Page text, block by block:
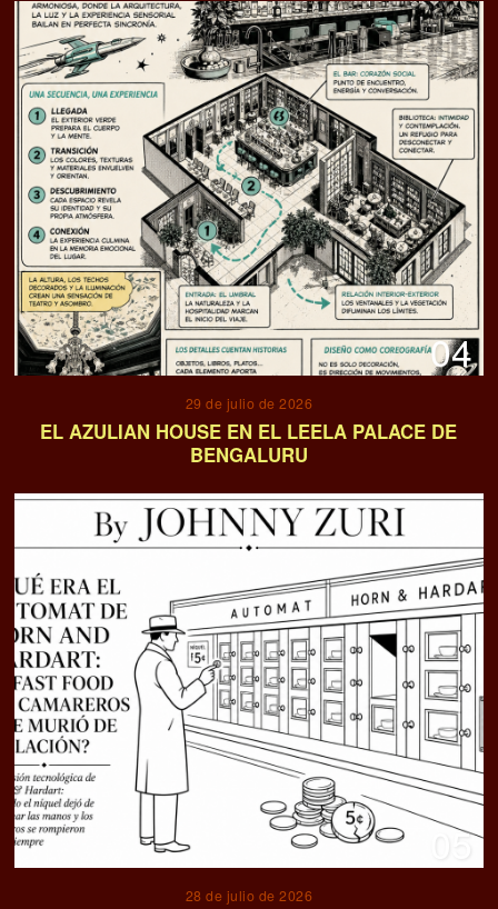
04
29 de julio de 2026
EL AZULIAN HOUSE EN EL LEELA PALACE DE
BENGALURU
05
28 de julio de 2026